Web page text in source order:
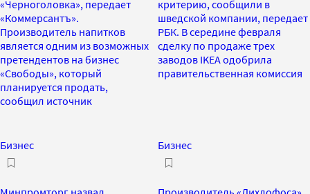
«Черноголовка», передает
«Коммерсантъ».
Производитель напитков
является одним из возможных
претендентов на бизнес
«Свободы», который
планируется продать,
сообщил источник
критерию, сообщили в
шведской компании, передает
РБК. В середине февраля
сделку по продаже трех
заводов IKEA одобрила
правительственная комиссия
Бизнес Бизнес